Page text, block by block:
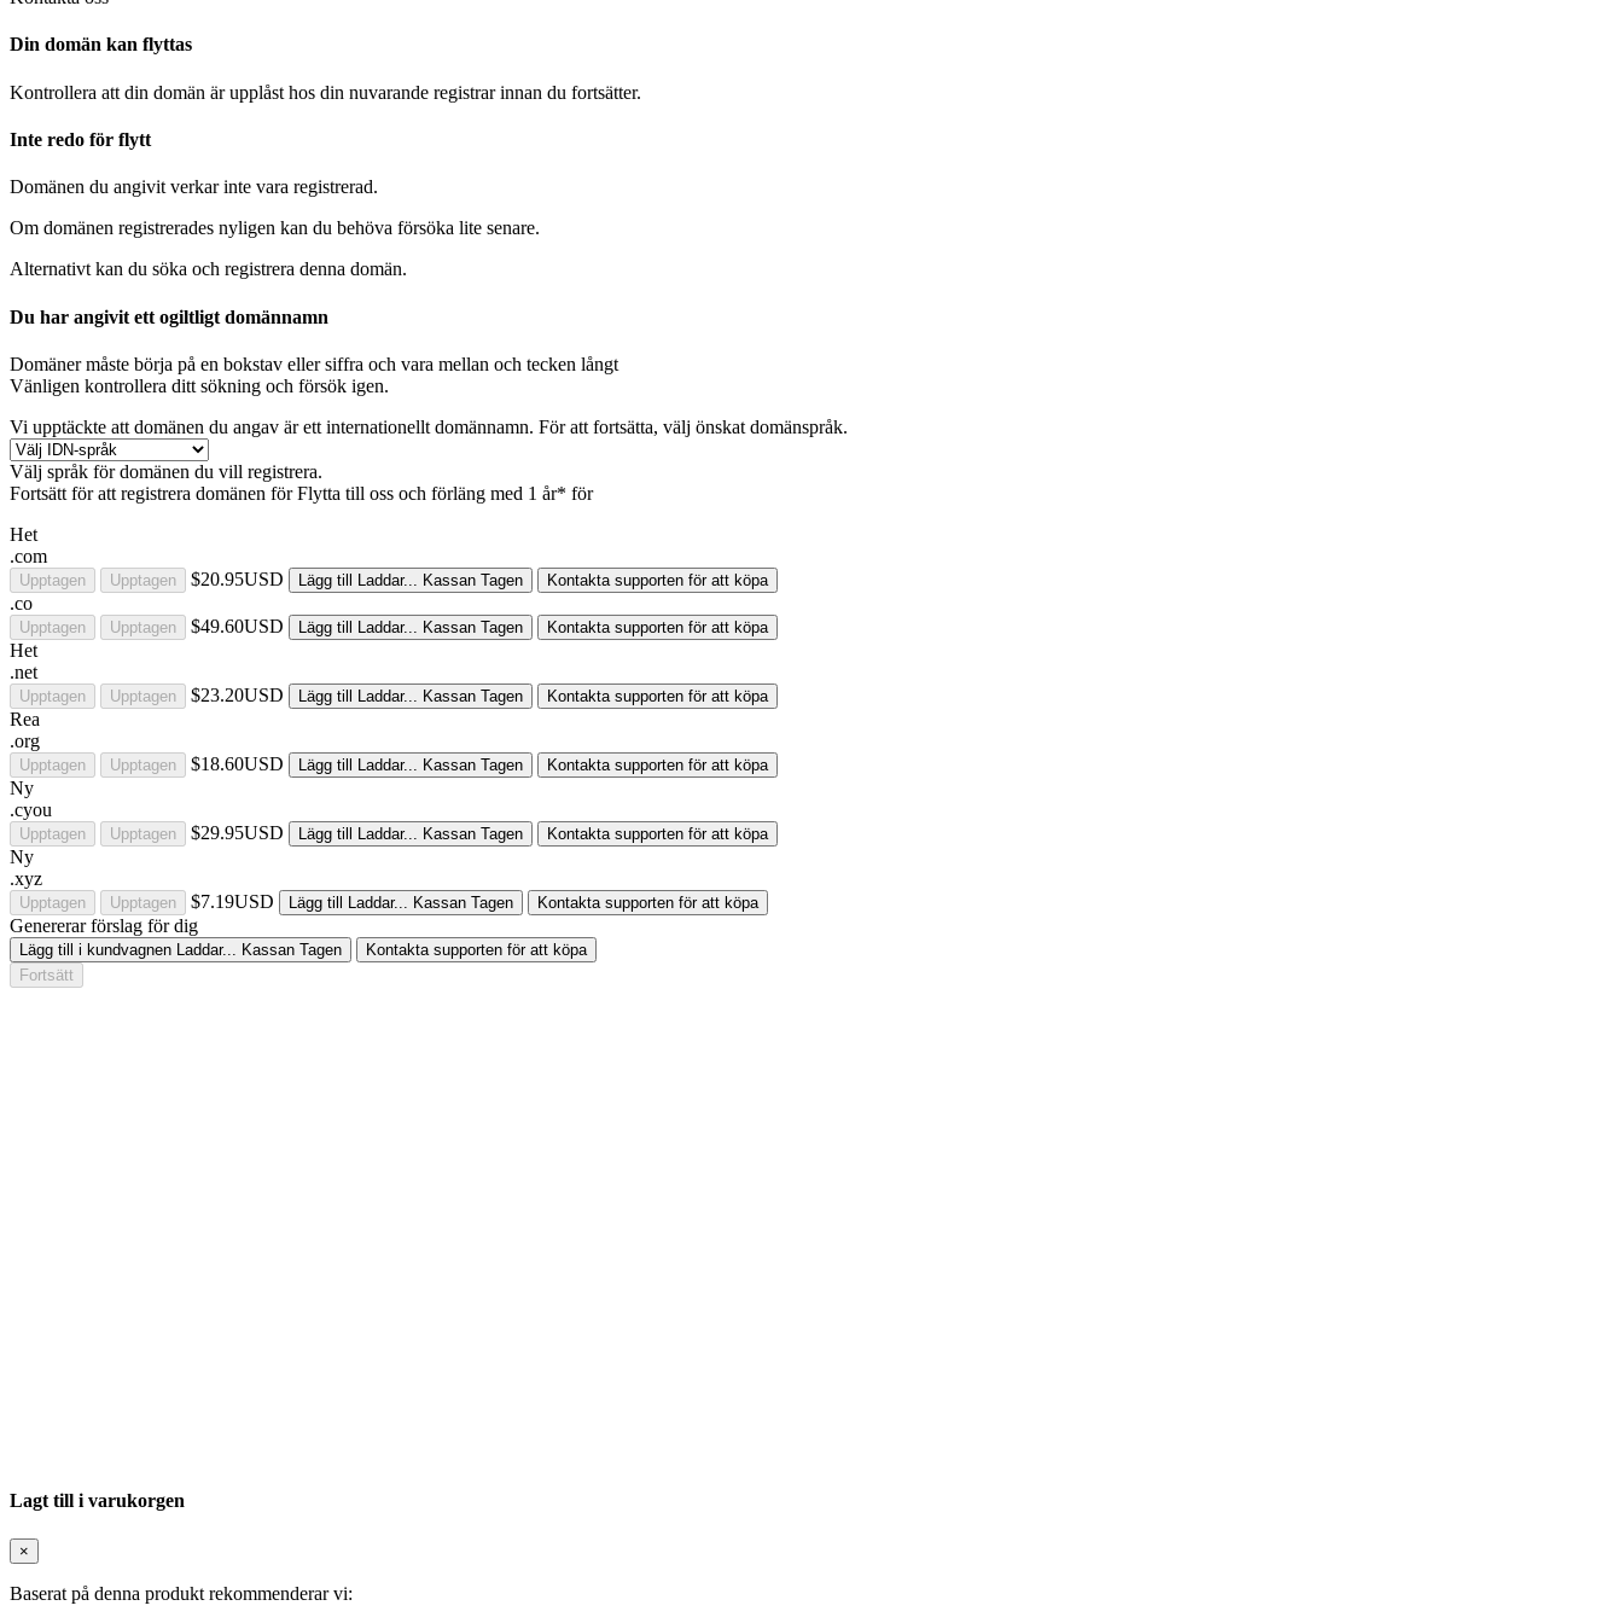
Din domän kan flyttas
Kontrollera att din domän är upplåst hos din nuvarande registrar innan du fortsätter.
Inte redo för flytt
Domänen du angivit verkar inte vara registrerad.
Om domänen registrerades nyligen kan du behöva försöka lite senare.
Alternativt kan du söka och registrera denna domän.
Du har angivit ett ogiltligt domännamn
Domäner måste börja på en bokstav eller siffra och vara mellan och tecken långt
Vänligen kontrollera ditt sökning och försök igen.
Vi upptäckte att domänen du angav är ett internationellt domännamn. För att fortsätta, välj önskat domänspråk.
Välj språk för domänen du vill registrera.
Fortsätt för att registrera domänen för Flytta till oss och förläng med 1 år* för
Het
.com
Upptagen Upptagen $20.95USD Lägg till Laddar... Kassan Tagen Kontakta supporten för att köpa
.co
Upptagen Upptagen $49.60USD Lägg till Laddar... Kassan Tagen Kontakta supporten för att köpa
Het
.net
Upptagen Upptagen $23.20USD Lägg till Laddar... Kassan Tagen Kontakta supporten för att köpa
Rea
.org
Upptagen Upptagen $18.60USD Lägg till Laddar... Kassan Tagen Kontakta supporten för att köpa
Ny
.cyou
Upptagen Upptagen $29.95USD Lägg till Laddar... Kassan Tagen Kontakta supporten för att köpa
Ny
.xyz
Upptagen Upptagen $7.19USD Lägg till Laddar... Kassan Tagen Kontakta supporten för att köpa
Genererar förslag för dig
Lägg till i kundvagnen Laddar... Kassan Tagen
Kontakta supporten för att köpa
Fortsätt
Lagt till i varukorgen
×
Baserat på denna produkt rekommenderar vi: